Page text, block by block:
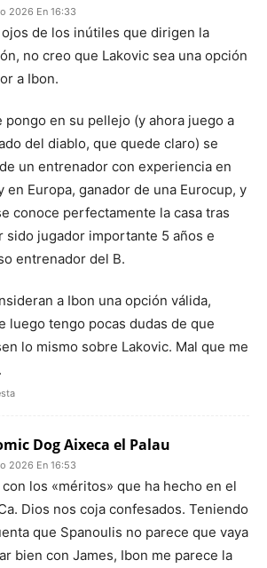
2026 En 16:33
de los inútiles que dirigen la
no creo que Lakovic sea una opción
a Ibon.
pongo en su pellejo (y ahora juego a
del diablo, que quede claro) se
un entrenador con experiencia en
en Europa, ganador de una Eurocup, y
conoce perfectamente la casa tras
sido jugador importante 5 años e
entrenador del B.
a Ibon una opción válida,
luego tengo pocas dudas de que
lo mismo sobre Lakovic. Mal que me
Dog Aixeca el Palau
2026 En 16:53
con los «méritos» que ha hecho en el
Dios nos coja confesados. Teniendo
que Spanoulis no parece que vaya
bien con James, Ibon me parece la